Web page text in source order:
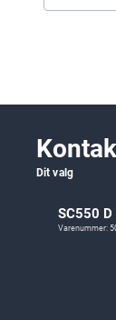
Dit valg
SC550 D
Varenummer: